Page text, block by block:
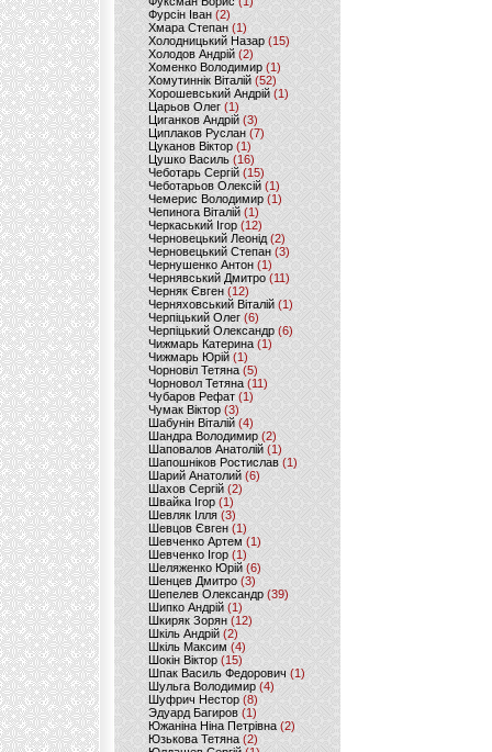
Фурсін Іван (2)
Хмара Степан(1)
Холодницький Назар(15)
Холодов Андрій (2)
Хоменко Володимир (1)
Хомутиннік Віталій (52)
Хорошевський Андрій (1)
Царьов Олег (1)
Циганков Андрій (3)
Циплаков Руслан(7)
Цуканов Віктор (1)
Цушко Василь (16)
Чеботарь Сергій (15)
Чеботарьов Олексій (1)
Чемерис Володимир (1)
Чепинога Віталій (1)
Черкаський Ігор (12)
Черновецький Леонід(2)
Черновецький Степан (3)
Чернушенко Антон (1)
Чернявський Дмитро(11)
Черняк Євген(12)
Черняховський Віталій (1)
Черпіцький Олег (6)
Черпіцький Олександр (6)
Чижмарь Катерина (1)
Чижмарь Юрій (1)
Чорновіл Тетяна (5)
Чорновол Тетяна (11)
Чубаров Рефат (1)
Чумак Віктор(3)
Шабунін Віталій (4)
Шандра Володимир (2)
Шаповалов Анатолій(1)
Шапошніков Ростислав(1)
Шарий Анатолий(6)
Шахов Сергій(2)
Швайка Ігор (1)
Шевляк Ілля (3)
Шевцов Євген (1)
Шевченко Артем(1)
Шевченко Ігор(1)
Шеляженко Юрій (6)
Шенцев Дмитро (3)
Шепелев Олександр (39)
Шипко Андрій(1)
Шкиряк Зорян(12)
Шкіль Андрій(2)
Шкіль Максим (4)
Шокін Віктор (15)
Шпак Василь Федорович (1)
Шульга Володимир (4)
Шуфрич Нестор(8)
Эдуард Багиров (1)
Южаніна Ніна Петрівна (2)
Юзькова Тетяна(2)